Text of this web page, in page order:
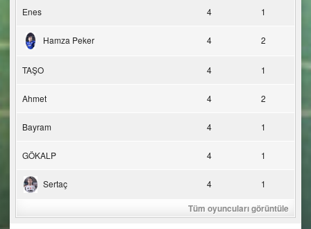
Enes 4 1
Hamza Peker 4 2
TAŞO 4 1
Ahmet 4 2
Bayram 4 1
GÖKALP 4 1
Sertaç 4 1
Tüm oyuncuları görüntüle